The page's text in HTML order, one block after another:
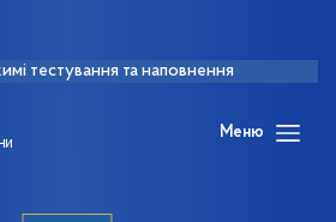
тестування та наповнення
Меню